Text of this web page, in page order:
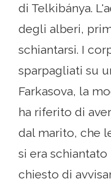
di Telkibánya.
degli alberi,
schiantarsi. I
sparpagliati su
Farkasova, la
ha riferito di
dal marito, che
si era schiantato
chiesto di